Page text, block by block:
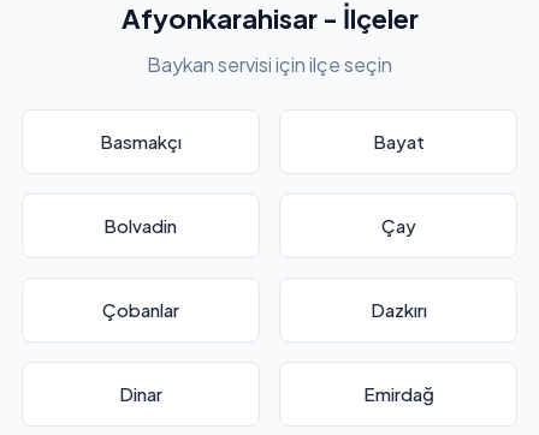
Afyonkarahisar - İlçeler
Baykan servisi için ilçe seçin
Basmakçı Bayat
Bolvadin Çay
Çobanlar Dazkırı
Dinar Emirdağ